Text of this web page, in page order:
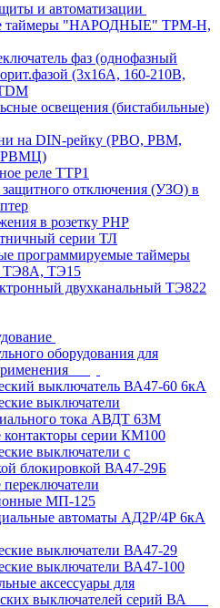
и автоматизации
таймеры "НАРОДНЫЕ" ТРМ-Н,
фаз (однофазный
(3х16А, 160-210В,
освещения (бистабильные)
на DIN-рейку (РВО, РВМ,
РВМЦ)
реле ТТР1
защитного отключения (УЗО) в
в розетку РНР
серии ТЛ
программируемые таймеры
ТЭ8А, ТЭ15
двухканальный ТЭ822
оборудования для
выключатель ВА47-60 6кА
выключатели
тока АВДТ 63М
серии КМ100
выключатели с
блокировкой ВА47-29Б
МП-125
автоматы АД2Р/4Р 6кА
выключатели ВА47-29
выключатели ВА47-100
аксессуары для
выключателей серий ВА